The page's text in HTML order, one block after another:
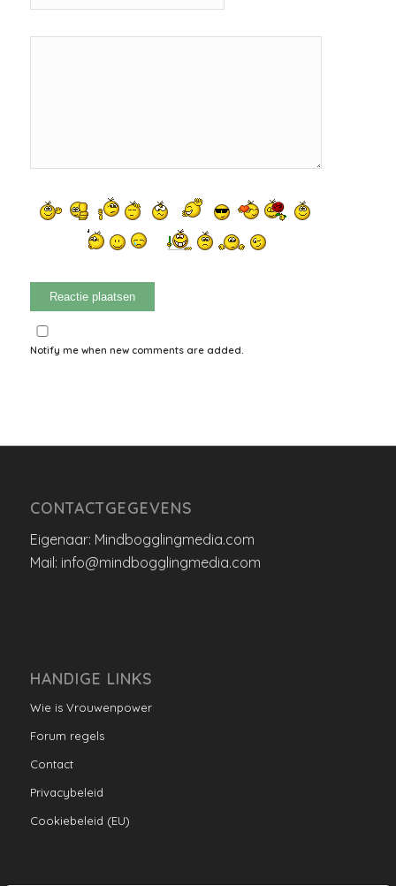
Notify me when new comments are added.
CONTACTGEGEVENS
Eigenaar: Mindbogglingmedia.com
Mail: info@mindbogglingmedia.com
HANDIGE LINKS
Wie is Vrouwenpower
Forum regels
Contact
Privacybeleid
Cookiebeleid (EU)